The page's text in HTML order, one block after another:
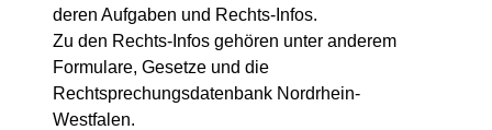
deren Aufgaben und Rechts-Infos.
Zu den Rechts-Infos gehören unter anderem
Formulare, Gesetze und die
Rechtsprechungsdatenbank Nordrhein-
Westfalen.